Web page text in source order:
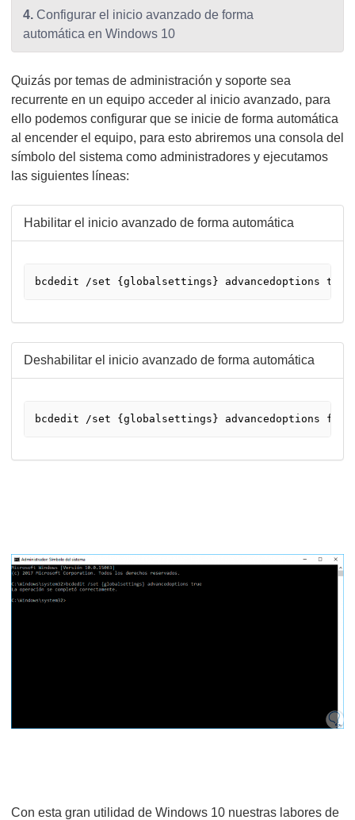
4. Configurar el inicio avanzado de forma
automática en Windows 10
Quizás por temas de administración y soporte sea
recurrente en un equipo acceder al inicio avanzado, para
ello podemos configurar que se inicie de forma automática
al encender el equipo, para esto abriremos una consola del
símbolo del sistema como administradores y ejecutamos
las siguientes líneas:
Habilitar el inicio avanzado de forma automática
bcdedit /set {globalsettings} advancedoptions true
Deshabilitar el inicio avanzado de forma automática
bcdedit /set {globalsettings} advancedoptions
Con esta gran utilidad de Windows 10 nuestras labores de